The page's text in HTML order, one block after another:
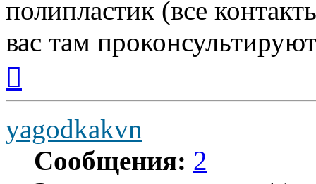
полипластик (все
вас там
началу
yagodkakvn
Сообщения: 2